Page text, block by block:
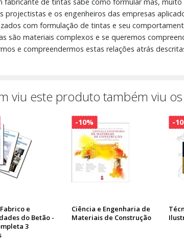
projectistas e os engenheiros das empresas
com formulação de tintas e seu
são materiais complexos e se queremos
e compreendermos estas relações atrás
viu este produto também viu
e
do Betão -
3
Ciência e Engenharia de
Materiais de Construção
-10% -